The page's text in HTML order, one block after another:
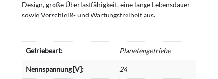
Design, große Überlastfähigkeit, eine lange Lebensdauer
sowie Verschleiß- und Wartungsfreiheit aus.
Getriebeart: Planetengetriebe
Nennspannung [V]: 24